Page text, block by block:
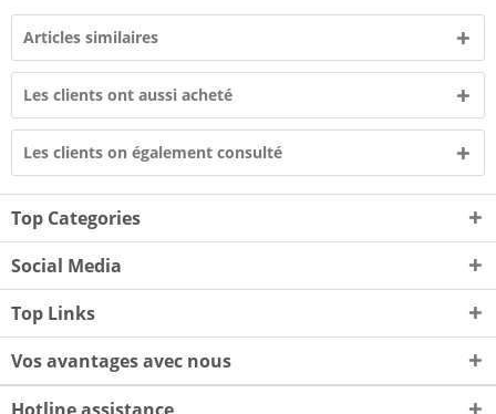
Articles similaires
Les clients ont aussi acheté
Les clients on également consulté
Top Categories
Social Media
Top Links
Vos avantages avec nous